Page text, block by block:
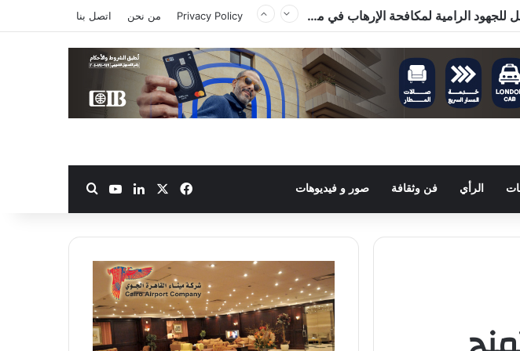
Privacy Policy من نحن اتصل بنا
الرأي فن وثقافة صور و فيديوهات فيسبوك لينكدإن‫YouTube